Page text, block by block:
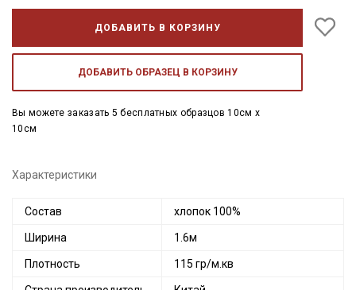
ДОБАВИТЬ В КОРЗИНУ
ДОБАВИТЬ ОБРАЗЕЦ В КОРЗИНУ
Вы можете заказать 5 бесплатных образцов 10см x
10см
Характеристики
Состав хлопок 100%
Ширина 1.6м
Плотность 115 гр/м.кв